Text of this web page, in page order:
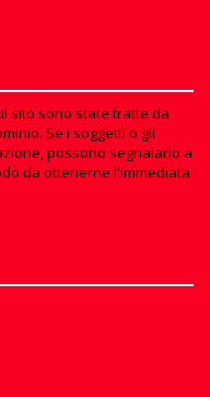
sito sono state tratte da
Se i soggetti o gli
possono segnalarlo a
da ottenerne l'immediata